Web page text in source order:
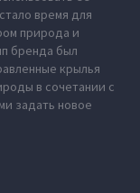
время для
природа и
бренда был
крылья
в сочетании с
задать новое